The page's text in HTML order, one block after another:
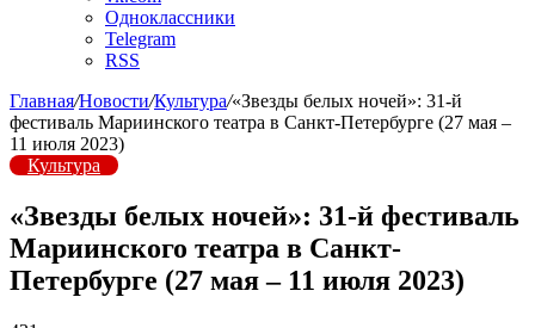
Одноклассники
Telegram
RSS
Главная/Новости/Культура/«Звезды белых ночей»: 31-й
фестиваль Мариинского театра в Санкт-Петербурге (27 мая –
11 июля 2023)
Культура
«Звезды белых ночей»: 31-й фестиваль
Мариинского театра в Санкт-
Петербурге (27 мая – 11 июля 2023)